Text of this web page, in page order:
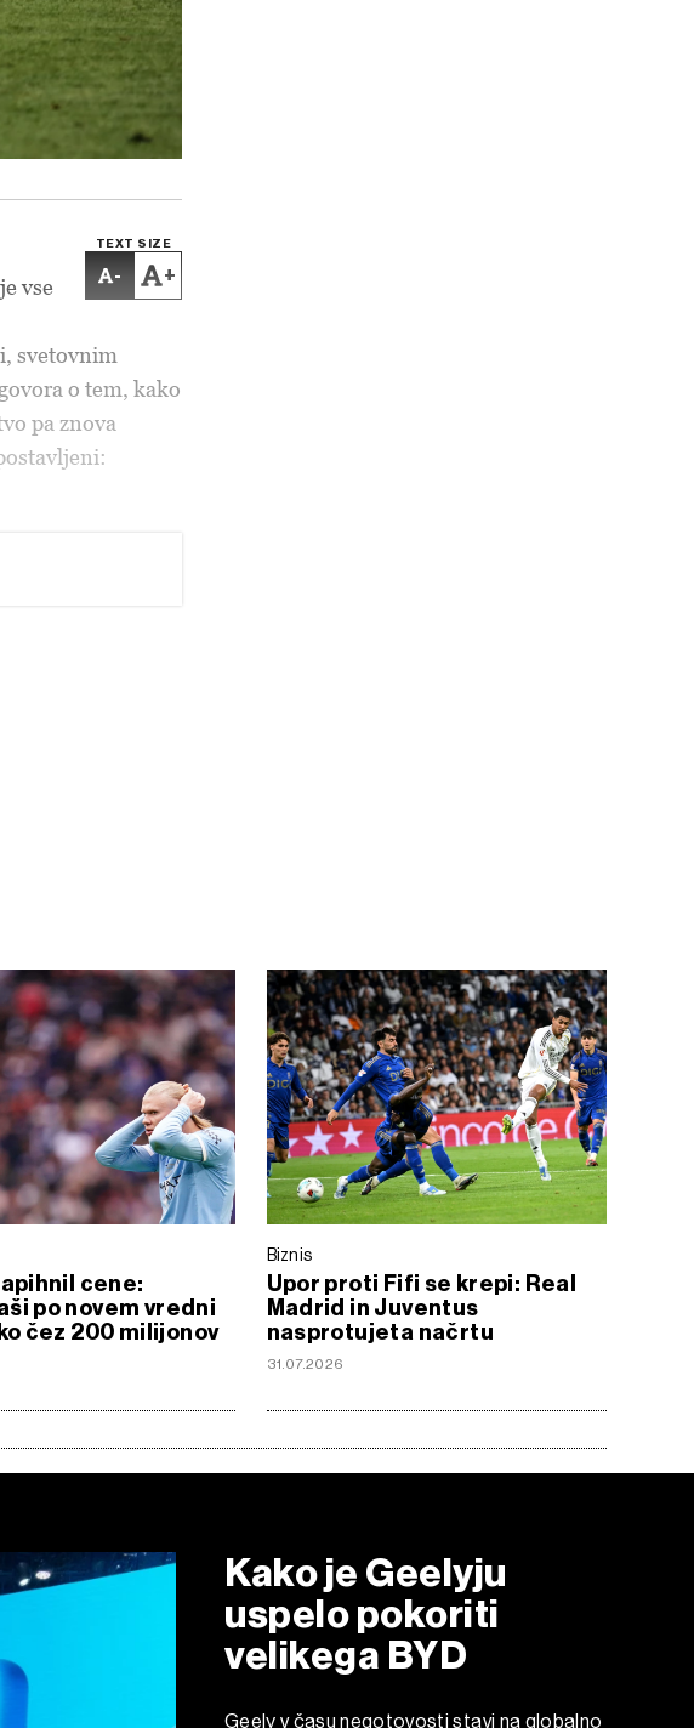
TEXT SIZE
- +
vse
svetovnim
o tem, kako
pa znova
cene:
po novem vredni
čez 200 milijonov
Biznis
Upor proti Fifi se krepi: Real
Madrid in Juventus
nasprotujeta načrtu
31.07.2026
Kako je Geelyju
uspelo pokoriti
velikega BYD
Geely v času negotovosti stavi na globalno